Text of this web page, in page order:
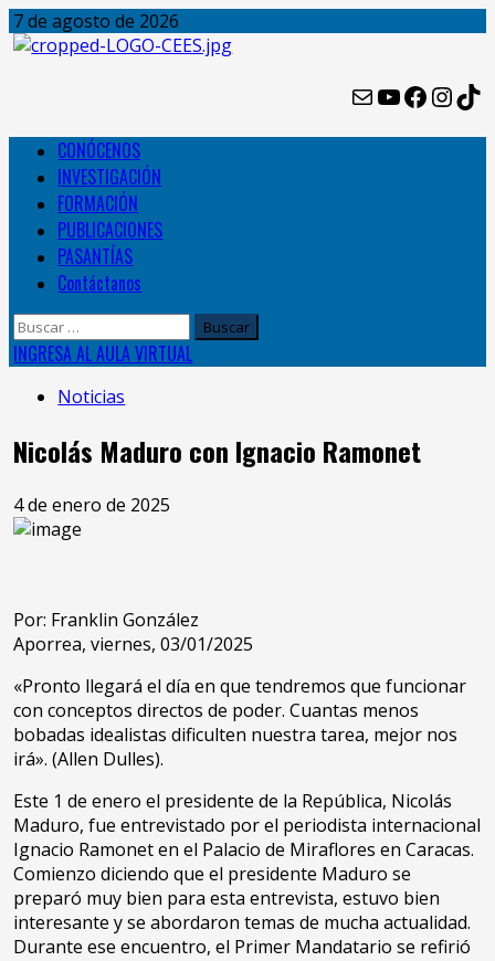
Skip
to
7 de agosto de 2026
MailYouTube
Primary
Menu
CONÓCENOS
INVESTIGACIÓN
FORMACIÓN
PUBLICACIONES
PASANTÍAS
Contáctanos
Buscar:
INGRESA AL AULA VIRTUAL
Noticias
Nicolás Maduro con Ignacio Ramonet
4 de enero de 2025
Por: Franklin González
Aporrea, viernes, 03/01/2025
«Pronto llegará el día en que tendremos que funcionar
con conceptos directos de poder. Cuantas menos
bobadas idealistas dificulten nuestra tarea, mejor nos
irá». (Allen Dulles).
Este 1 de enero el presidente de la República, Nicolás
Maduro, fue entrevistado por el periodista internacional
Ignacio Ramonet en el Palacio de Miraflores en Caracas.
Comienzo diciendo que el presidente Maduro se
preparó muy bien para esta entrevista, estuvo bien
interesante y se abordaron temas de mucha actualidad.
Durante ese encuentro, el Primer Mandatario se refirió